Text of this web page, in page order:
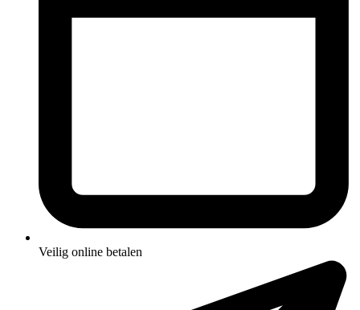
Veilig online betalen